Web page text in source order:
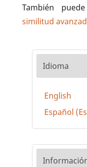
También puede
similitud
Idioma
English
Español